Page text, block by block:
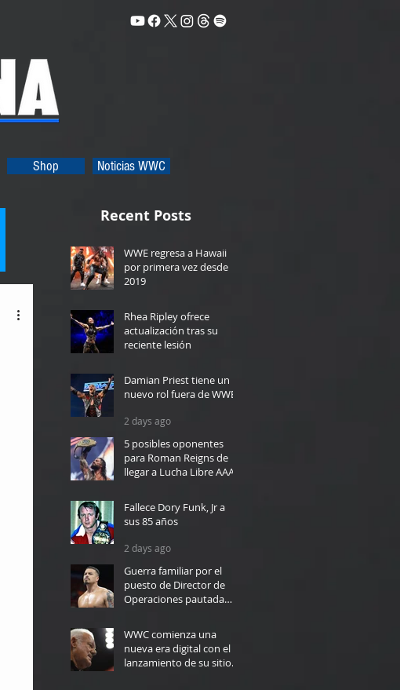
Shop Noticias WWC
Recent Posts
WWE regresa a Hawaii
por primera vez desde
2019
Rhea Ripley ofrece
actualización tras su
reciente lesión
Damian Priest tiene un
nuevo rol fuera de WWE
2 days ago
5 posibles oponentes
para Roman Reigns de
llegar a Lucha Libre AAA
Fallece Dory Funk, Jr a
sus 85 años
2 days ago
Guerra familiar por el
puesto de Director de
Operaciones pautada
WWC comienza una
nueva era digital con el
lanzamiento de su sitio